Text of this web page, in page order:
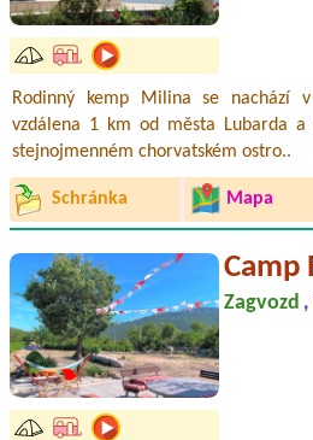
Rodinný kemp Milina se nachází
vzdálena 1 km od města Lubarda
stejnojmenném chorvatském ostro..
Schránka Mapa
Zagvozd ,